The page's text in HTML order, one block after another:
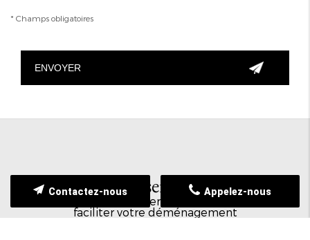
* Champs obligatoires
Nos services
Tout une gamme de services sur-mesure pour
faciliter votre déménagement
Appelez-nous
Contactez-nous